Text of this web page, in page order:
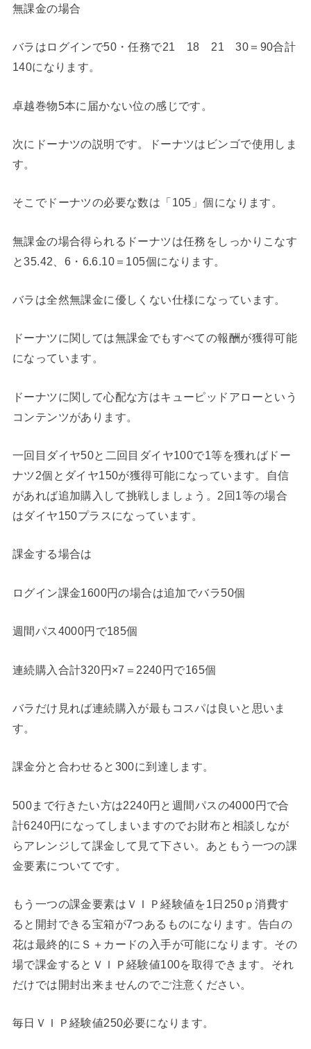
無課金の場合
バラはログインで50・任務で21 18 21 30＝90合計
140になります。
卓越巻物5本に届かない位の感じです。
次にドーナツの説明です。ドーナツはビンゴで使用しま
す。
そこでドーナツの必要な数は「105」個になります。
無課金の場合得られるドーナツは任務をしっかりこなす
と35.42、6・6.6.10＝105個になります。
バラは全然無課金に優しくない仕様になっています。
ドーナツに関しては無課金でもすべての報酬が獲得可能
になっています。
ドーナツに関して心配な方はキューピッドアローという
コンテンツがあります。
一回目ダイヤ50と二回目ダイヤ100で1等を獲ればドー
ナツ2個とダイヤ150が獲得可能になっています。自信
があれば追加購入して挑戦しましょう。2回1等の場合
はダイヤ150プラスになっています。
課金する場合は
ログイン課金1600円の場合は追加でバラ50個
週間パス4000円で185個
連続購入合計320円×7＝2240円で165個
バラだけ見れば連続購入が最もコスパは良いと思いま
す。
課金分と合わせると300に到達します。
500まで行きたい方は2240円と週間パスの4000円で合
計6240円になってしまいますのでお財布と相談しなが
らアレンジして課金して見て下さい。あともう一つの課
金要素についてです。
もう一つの課金要素はＶＩＰ経験値を1日250ｐ消費す
ると開封できる宝箱が7つあるものになります。告白の
花は最終的にＳ＋カードの入手が可能になります。その
場で課金するとＶＩＰ経験値100を取得できます。それ
だけでは開封出来ませんのでご注意ください。
毎日ＶＩＰ経験値250必要になります。